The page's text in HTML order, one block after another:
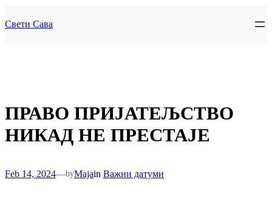
to
content
Свети Сава
ПРАВО ПРИЈАТЕЉСТВО
НИКАД НЕ ПРЕСТАЈЕ
Feb 14, 2024—byMajain Важни датуми